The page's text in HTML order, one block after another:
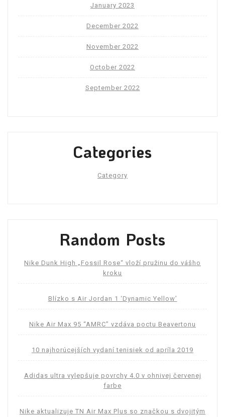
January 2023
December 2022
November 2022
October 2022
September 2022
Categories
Category
Random Posts
Nike Dunk High „Fossil Rose“ vloží pružinu do vášho
kroku
Blízko s Air Jordan 1 ‘Dynamic Yellow’
Nike Air Max 95 “AMRC” vzdáva poctu Beavertonu
10 najhorúcejších vydaní tenisiek od apríla 2019
Adidas ultra vylepšuje povrchy 4.0 v ohnivej červenej
farbe
Nike aktualizuje TN Air Max Plus so značkou s dvojitým